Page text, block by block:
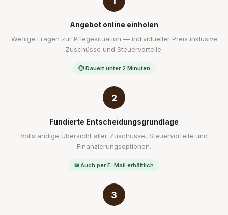
Angebot online einholen
Wenige Fragen zur Pflegesituation — individueller Preis inklusive
Zuschüsse und Steuervorteile.
⏱ Dauert unter 2 Minuten
2
Fundierte Entscheidungsgrundlage
Vollständige Übersicht aller Zuschüsse, Steuervorteile und
Finanzierungsoptionen.
✉ Auch per E-Mail erhältlich
3